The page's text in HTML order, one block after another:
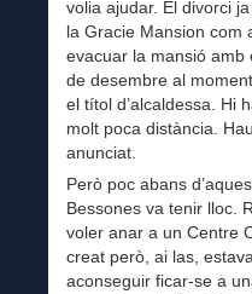
volia ajudar. El divorci
la Gracie Mansion com
evacuar la mansió amb
de desembre al
el títol d’alcaldessa. Hi
molt poca distància.
anunciat.
Però poc abans
Bessones va tenir lloc.
voler anar a un Centre
creat però, ai las,
aconseguir ficar-se a